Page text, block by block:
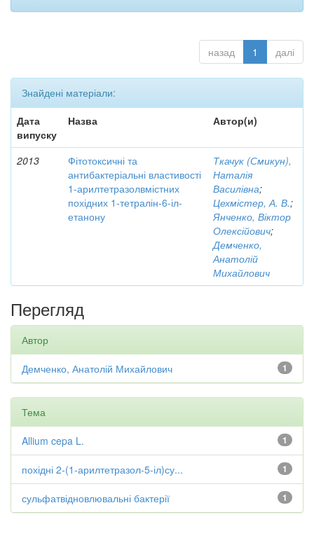
назад 1 далі
Знайдені матеріали:
Дата
випуску
Назва Автор(и)
2013
Фітотоксичні та
антибактеріальні властивості
1-арилтетразолвмістних
похідних 1-тетралін-6-іл-
етанону
Ткачук (Смикун),
Наталія
Василівна;
Цехмістер, А. В.;
Янченко, Віктор
Олексійович;
Демченко,
Анатолій
Михайлович
Перегляд
Автор
1
Демченко, Анатолій Михайлович
Тема
1
Allium cepa L.
1
похідні 2-(1-арилтетразол-5-іл)су...
1
сульфатвідновлювальні бактерії